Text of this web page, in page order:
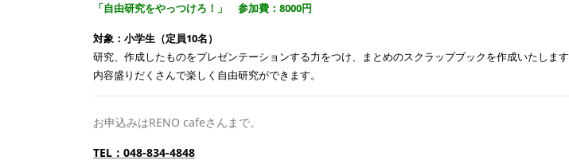
「自由研究をやっつけろ！」 参加費：8000円
対象：小学生（定員10名）
研究、作成したものをプレゼンテーションする力をつけ、まとめのスクラップブックを作成いたします
内容盛りだくさんで楽しく自由研究ができます。
お申込みはRENO cafeさんまで。
TEL：048-834-4848